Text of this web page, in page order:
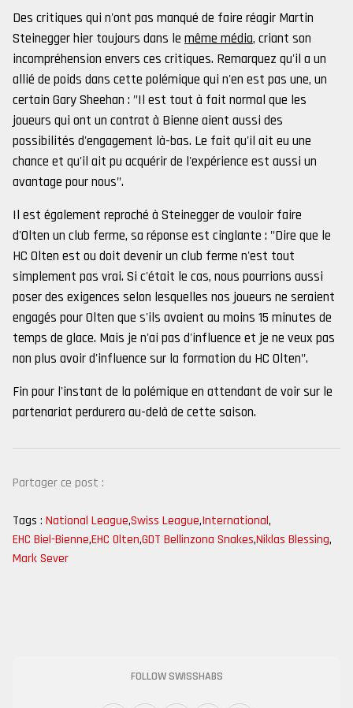
Des critiques qui n'ont pas manqué de faire réagir Martin
Steinegger hier toujours dans le même média, criant son
incompréhension envers ces critiques. Remarquez qu'il a un
allié de poids dans cette polémique qui n'en est pas une, un
certain Gary Sheehan : "Il est tout à fait normal que les
joueurs qui ont un contrat à Bienne aient aussi des
possibilités d'engagement là-bas. Le fait qu'il ait eu une
chance et qu'il ait pu acquérir de l'expérience est aussi un
avantage pour nous".
Il est également reproché à Steinegger de vouloir faire
d'Olten un club ferme, sa réponse est cinglante : "Dire que le
HC Olten est ou doit devenir un club ferme n'est tout
simplement pas vrai. Si c'était le cas, nous pourrions aussi
poser des exigences selon lesquelles nos joueurs ne seraient
engagés pour Olten que s'ils avaient au moins 15 minutes de
temps de glace. Mais je n'ai pas d'influence et je ne veux pas
non plus avoir d'influence sur la formation du HC Olten".
Fin pour l'instant de la polémique en attendant de voir sur le
partenariat perdurera au-delà de cette saison.
Partager ce post :
Tags : National League,Swiss League,International,
EHC Biel-Bienne,EHC Olten,GDT Bellinzona Snakes,Niklas Blessing,
Mark Sever
FOLLOW SWISSHABS